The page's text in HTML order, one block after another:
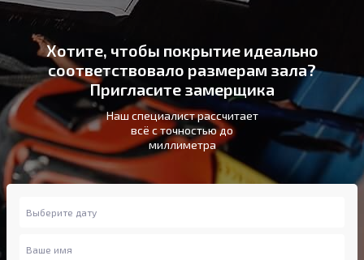
Хотите, чтобы покрытие идеально
соответствовало размерам зала?
Пригласите замерщика
Наш специалист рассчитает
всё с точностью до
миллиметра